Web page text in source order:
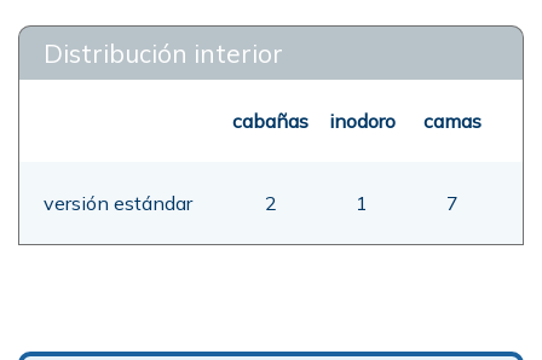
Distribución interior
cabañas inodoro camas
versión estándar 2 1 7